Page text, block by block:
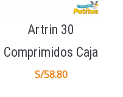
Artrin 30
Comprimidos Caja
S/58.80